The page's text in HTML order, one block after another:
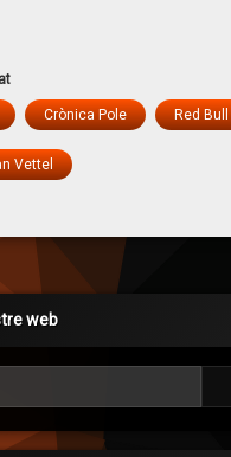
Crònica Pole Red Bull
Vettel
web